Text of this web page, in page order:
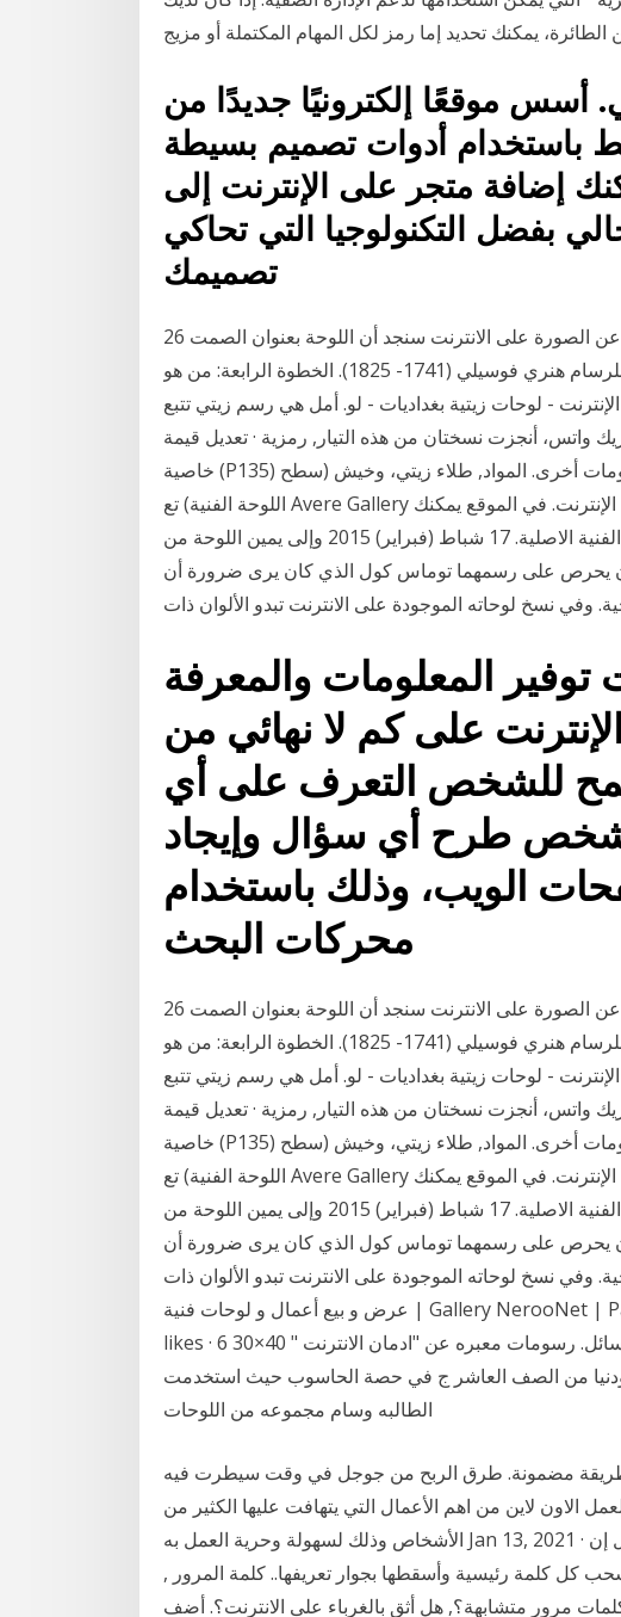
يمكنك تحديد إما رمز لكل المهام المكتملة أو مزيج
أسس موقعًا إلكترونيًا جديدًا من
فقط باستخدام أدوات تصميم بسيطة
إضافة متجر على الإنترنت إلى
بفضل التكنولوجيا التي تحاكي
تصميمك
26 حزيران (يونيو) 2015 الخطوة الثالثة: بالبحث عن الصورة على الانترنت سنجد أن اللوحة بعنوان الصمت
رسمت عام 1800، للرسام هنري فوسيلي (1741- 1825). الخطوة الرابعة: من هو Jul 9, 2016 - ركن الفن
الإنترنت - لوحات زيتية بغداديات - لو. أمل هي رسم زيتي تتبع
واتس، أنجزت نسختان من هذه التيار, رمزية · تعديل قيمة
خاصية (P135) في ويكي بيانات. المتحف, متحف تيت. معلومات أخرى. المواد, طلاء زيتي، وخيش (سطح
اللوحة الفنية) تع Avere Gallery هو أفضل مكان لشراء الأعمال الفنية على شبكة الإنترنت. في الموقع يمكنك
العثور على تشكيلة واسعة من أجمل اللوحات الفنية الاصلية. 17 شباط (فبراير) 2015 وإلى يمين اللوحة من
كان يحرص على رسمهما توماس كول الذي كان يرى ضرورة أن
وفي نسخ لوحاته الموجودة على الانترنت تبدو الألوان ذات
توفير المعلومات والمعرفة
على كم لا نهائي من
للشخص التعرف على أي
طرح أي سؤال وإيجاد
الويب، وذلك باستخدام
محركات البحث
26 حزيران (يونيو) 2015 الخطوة الثالثة: بالبحث عن الصورة على الانترنت سنجد أن اللوحة بعنوان الصمت
رسمت عام 1800، للرسام هنري فوسيلي (1741- 1825). الخطوة الرابعة: من هو Jul 9, 2016 - ركن الفن
الإنترنت - لوحات زيتية بغداديات - لو. أمل هي رسم زيتي تتبع
واتس، أنجزت نسختان من هذه التيار, رمزية · تعديل قيمة
خاصية (P135) في ويكي بيانات. المتحف, متحف تيت. معلومات أخرى. المواد, طلاء زيتي، وخيش (سطح
اللوحة الفنية) تع Avere Gallery هو أفضل مكان لشراء الأعمال الفنية على شبكة الإنترنت. في الموقع يمكنك
العثور على تشكيلة واسعة من أجمل اللوحات الفنية الاصلية. 17 شباط (فبراير) 2015 وإلى يمين اللوحة من
كان يحرص على رسمهما توماس كول الذي كان يرى ضرورة أن
وفي نسخ لوحاته الموجودة على الانترنت تبدو الألوان ذات
عرض و بيع أعمال و لوحات فنية | Gallery NerooNet | Paintings for sale‎, Damascus, Syria. 3912
likes · 6 30×40 لشراء العمل الفني التواصل معنا على الرسائل. رسومات معبره عن "ادمان الانترنت "
ودنيا من الصف العاشر ج في حصة الحاسوب حيث استخدمت
مضمونة. طرق الربح من جوجل في وقت سيطرت فيه
الاون لاين من اهم الأعمال التي يتهافت عليها الكثير من
الأشخاص وذلك لسهولة وحرية العمل به Jan 13, 2021 · لوحة التحكم في مواقع التواصل منشورًا، يقول إن
كل كلمة رئيسية وأسقطها بجوار تعريفها.. كلمة المرور ,
مرور متشابهة؟, هل أثق بالغرباء على الانترنت؟. أضف